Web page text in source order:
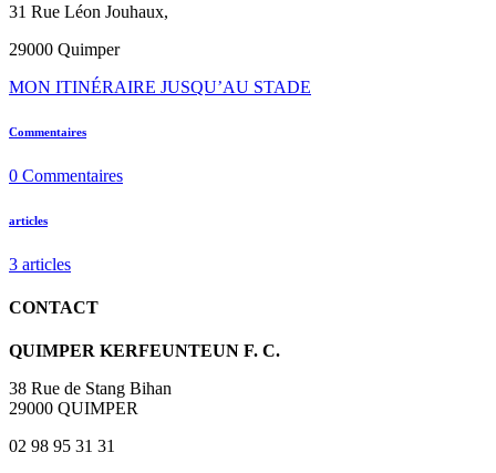
31 Rue Léon Jouhaux,
29000 Quimper
MON ITINÉRAIRE JUSQU’AU STADE
Commentaires
0 Commentaires
articles
3 articles
CONTACT
QUIMPER KERFEUNTEUN F. C.
38 Rue de Stang Bihan
29000 QUIMPER
02 98 95 31 31